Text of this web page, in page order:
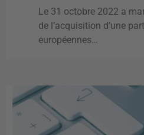
Le 31 octobre 2022 a
de l’acquisition d’une
européennes…